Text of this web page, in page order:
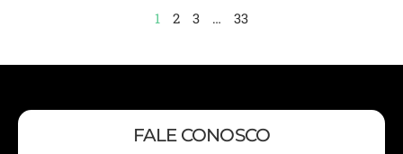
1 2 3 … 33
FALE CONOSCO